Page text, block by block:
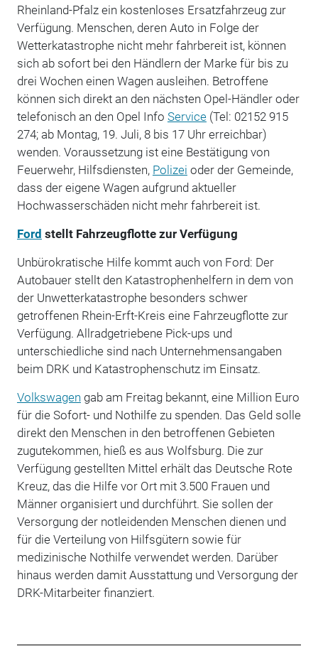
Rheinland-Pfalz ein kostenloses Ersatzfahrzeug zur
Verfügung. Menschen, deren Auto in Folge der
Wetterkatastrophe nicht mehr fahrbereit ist, können
sich ab sofort bei den Händlern der Marke für bis zu
drei Wochen einen Wagen ausleihen. Betroffene
können sich direkt an den nächsten Opel-Händler oder
telefonisch an den Opel Info Service(Tel: 02152 915
274; ab Montag, 19. Juli, 8 bis 17 Uhr erreichbar)
wenden. Voraussetzung ist eine Bestätigung von
Feuerwehr, Hilfsdiensten, Polizei oder der Gemeinde,
dass der eigene Wagen aufgrund aktueller
Hochwasserschäden nicht mehr fahrbereit ist.
Ford stellt Fahrzeugflotte zur Verfügung
Unbürokratische Hilfe kommt auch von Ford: Der
Autobauer stellt den Katastrophenhelfern in dem von
der Unwetterkatastrophe besonders schwer
getroffenen Rhein-Erft-Kreis eine Fahrzeugflotte zur
Verfügung. Allradgetriebene Pick-ups und
unterschiedliche sind nach Unternehmensangaben
beim DRK und Katastrophenschutz im Einsatz.
Volkswagen gab am Freitag bekannt, eine Million Euro
für die Sofort- und Nothilfe zu spenden. Das Geld solle
direkt den Menschen in den betroffenen Gebieten
zugutekommen, hieß es aus Wolfsburg. Die zur
Verfügung gestellten Mittel erhält das Deutsche Rote
Kreuz, das die Hilfe vor Ort mit 3.500 Frauen und
Männer organisiert und durchführt. Sie sollen der
Versorgung der notleidenden Menschen dienen und
für die Verteilung von Hilfsgütern sowie für
medizinische Nothilfe verwendet werden. Darüber
hinaus werden damit Ausstattung und Versorgung der
DRK-Mitarbeiter finanziert.